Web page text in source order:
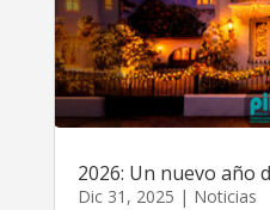
2026: Un nuevo año
Dic 31, 2025 | Noticias